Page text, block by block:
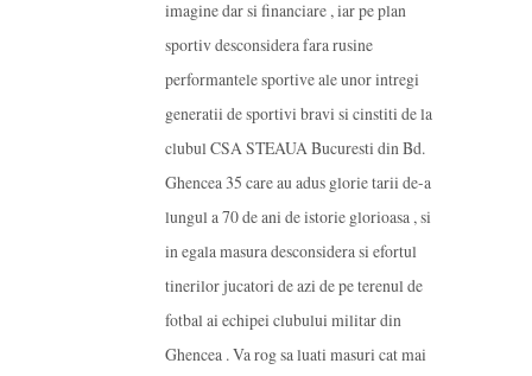
imagine dar si financiare , iar pe plan
sportiv desconsidera fara rusine
performantele sportive ale unor intregi
generatii de sportivi bravi si cinstiti de la
clubul CSA STEAUA Bucuresti din Bd.
Ghencea 35 care au adus glorie tarii de-a
lungul a 70 de ani de istorie glorioasa , si
in egala masura desconsidera si efortul
tinerilor jucatori de azi de pe terenul de
fotbal ai echipei clubului militar din
Ghencea . Va rog sa luati masuri cat mai